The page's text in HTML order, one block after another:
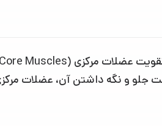
جلو و نگه داشتن آن، عضلات